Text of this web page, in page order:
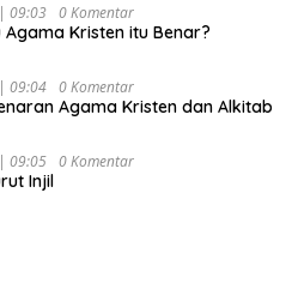
09:03 0 Komentar
Kristen itu Benar?
09:04 0 Komentar
Agama Kristen dan Alkitab
09:05 0 Komentar
Injil